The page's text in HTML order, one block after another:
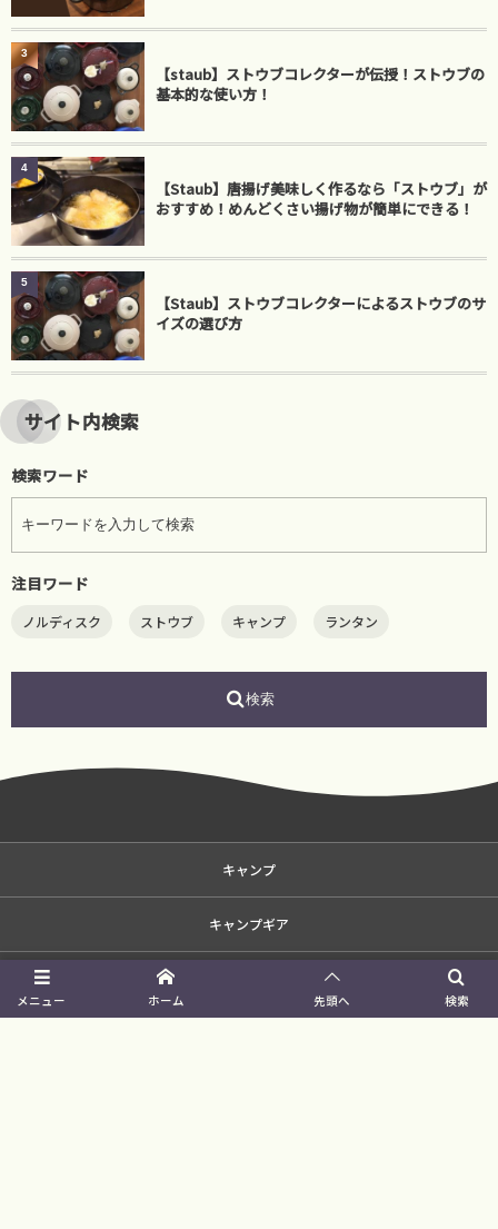
【staub】ストウブコレクターが伝授！ストウブの
基本的な使い方！
3
【Staub】唐揚げ美味しく作るなら「ストウブ」が
おすすめ！めんどくさい揚げ物が簡単にできる！
4
【Staub】ストウブコレクターによるストウブのサ
イズの選び方
5
サイト内検索
検索ワード
注目ワード
ノルディスク ストウブ キャンプ ランタン
検索
キャンプ
キャンプギア
メニュー 検索
ホーム 先頭へ